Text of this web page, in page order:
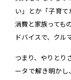
い」とか「子育
消費と家族っても
ドバイスで、クル
つまり、やりとり
ータで解き明か